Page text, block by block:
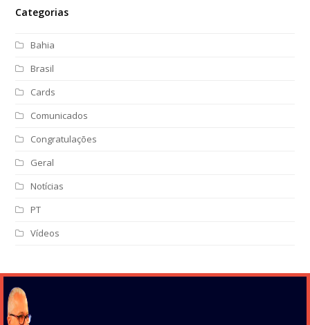
Categorias
Bahia
Brasil
Cards
Comunicados
Congratulações
Geral
Notícias
PT
Vídeos